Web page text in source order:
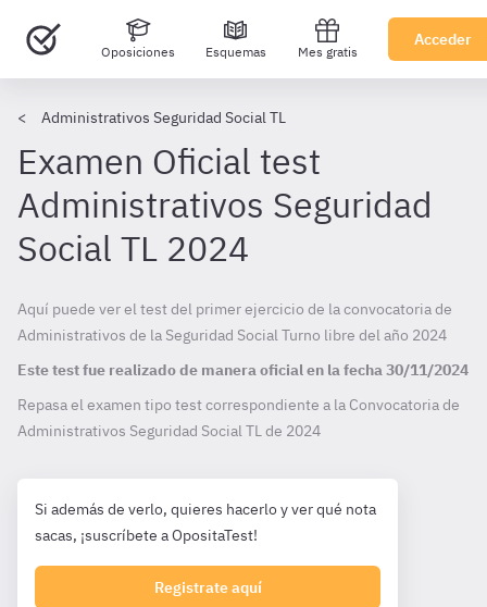
Oposiciones Esquemas Mes gratis
Acceder
Administrativos Seguridad Social TL
Examen Oficial test
Administrativos Seguridad
Social TL 2024
Aquí puede ver el test del primer ejercicio de la convocatoria de
Administrativos de la Seguridad Social Turno libre del año 2024
Este test fue realizado de manera oficial en la fecha30/11/2024
Repasa el examen tipo test correspondiente a la Convocatoria de
Administrativos Seguridad Social TL de 2024
Si además de verlo, quieres hacerlo y ver qué nota
sacas, ¡suscríbete a OpositaTest!
Registrate aquí